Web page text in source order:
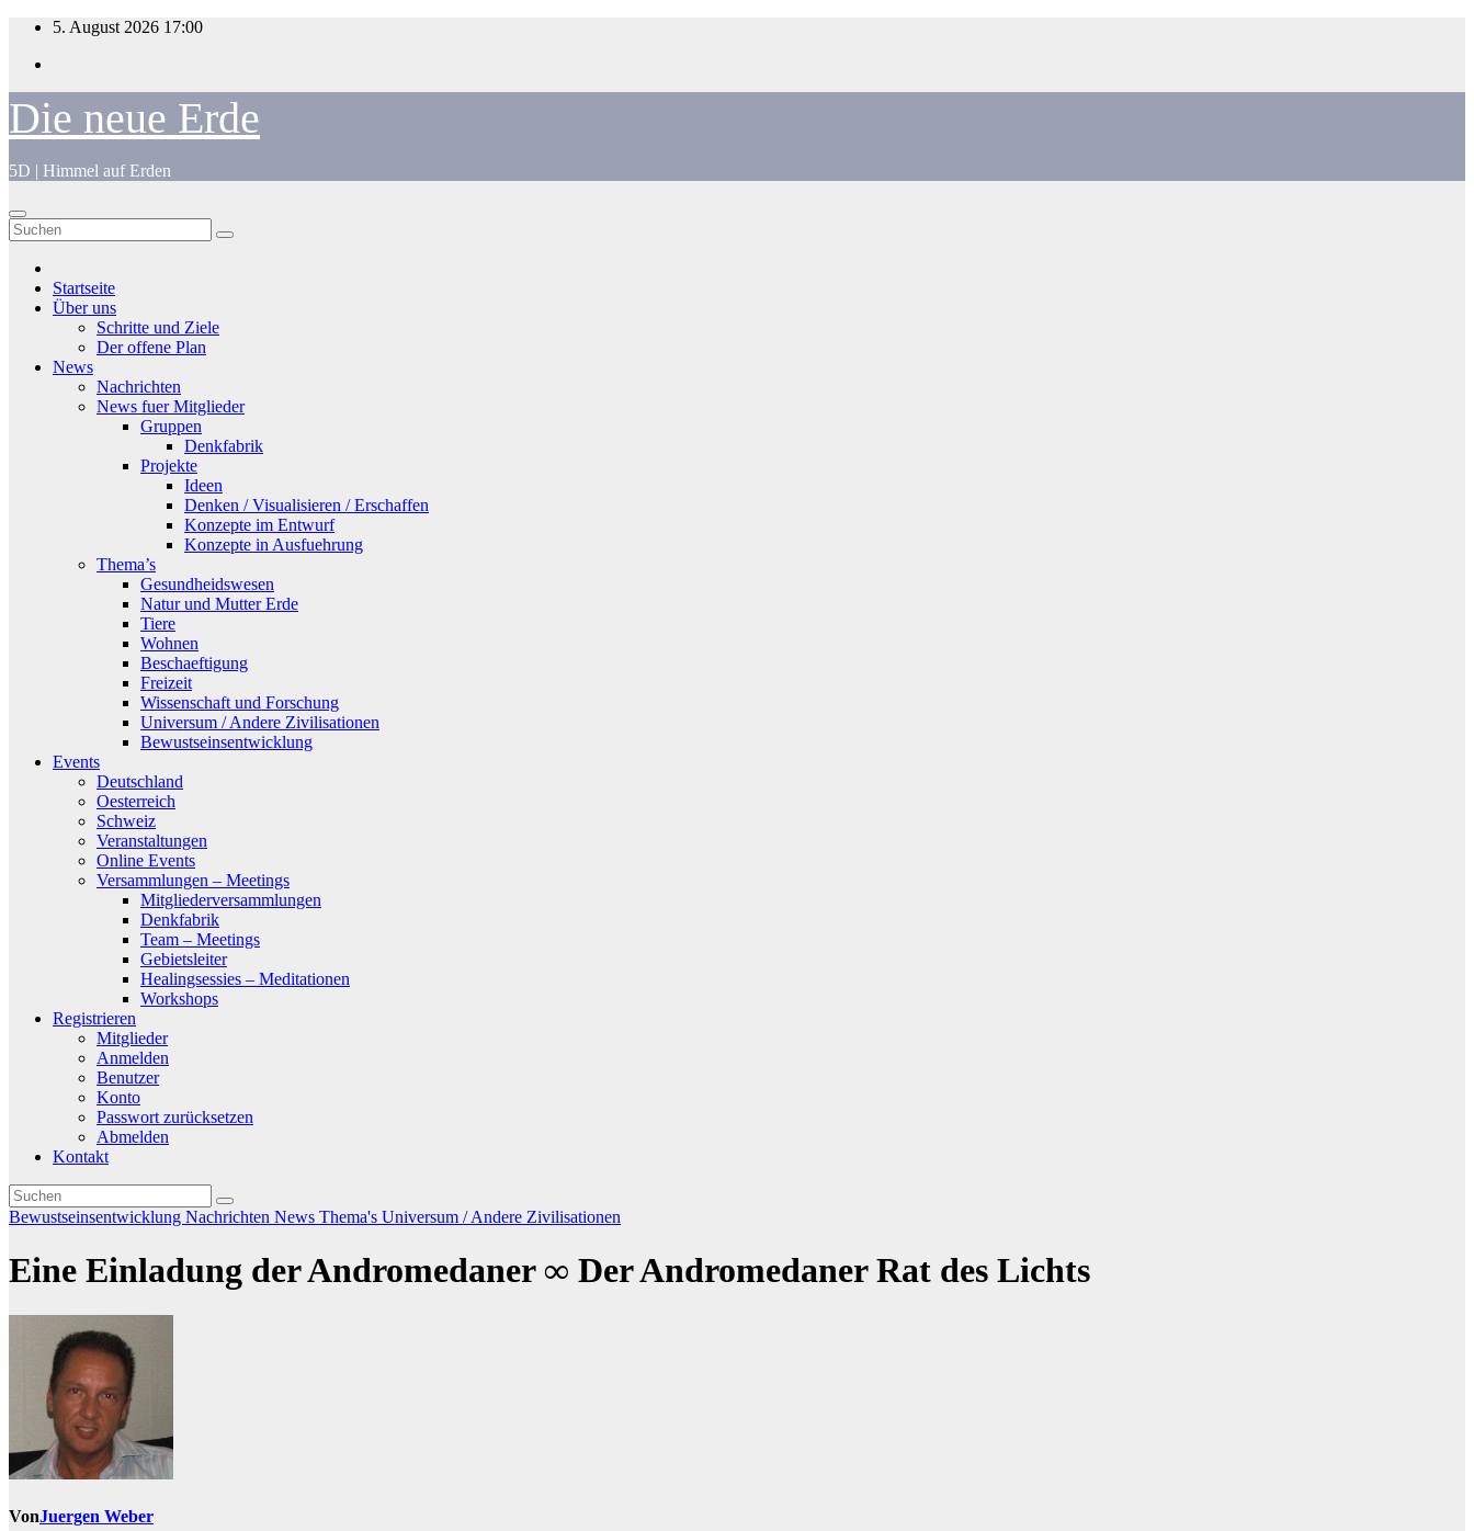
Zum
springen
5. August 2026 17:00
Die neue Erde
5D | Himmel auf Erden
Startseite
Über uns
Schritte und Ziele
Der offene Plan
News
Nachrichten
News fuer Mitglieder
Gruppen
Denkfabrik
Projekte
Ideen
Denken / Visualisieren / Erschaffen
Konzepte im Entwurf
Konzepte in Ausfuehrung
Thema’s
Gesundheidswesen
Natur und Mutter Erde
Tiere
Wohnen
Beschaeftigung
Freizeit
Wissenschaft und Forschung
Universum / Andere Zivilisationen
Bewustseinsentwicklung
Events
Deutschland
Oesterreich
Schweiz
Veranstaltungen
Online Events
Versammlungen – Meetings
Mitgliederversammlungen
Denkfabrik
Team – Meetings
Gebietsleiter
Healingsessies – Meditationen
Workshops
Registrieren
Mitglieder
Anmelden
Benutzer
Konto
Passwort zurücksetzen
Abmelden
Kontakt
Bewustseinsentwicklung Nachrichten News Thema's Universum / Andere Zivilisationen
Eine Einladung der Andromedaner ∞ Der Andromedaner Rat des Lichts
VonJuergen Weber